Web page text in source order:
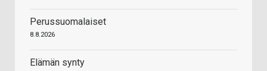
Perussuomalaiset
8.8.2026
Elämän synty